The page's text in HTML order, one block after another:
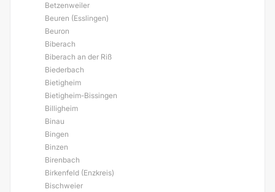
Betzenweiler
Beuren (Esslingen)
Beuron
Biberach
Biberach an der Riß
Biederbach
Bietigheim
Bietigheim-Bissingen
Billigheim
Binau
Bingen
Binzen
Birenbach
Birkenfeld (Enzkreis)
Bischweier